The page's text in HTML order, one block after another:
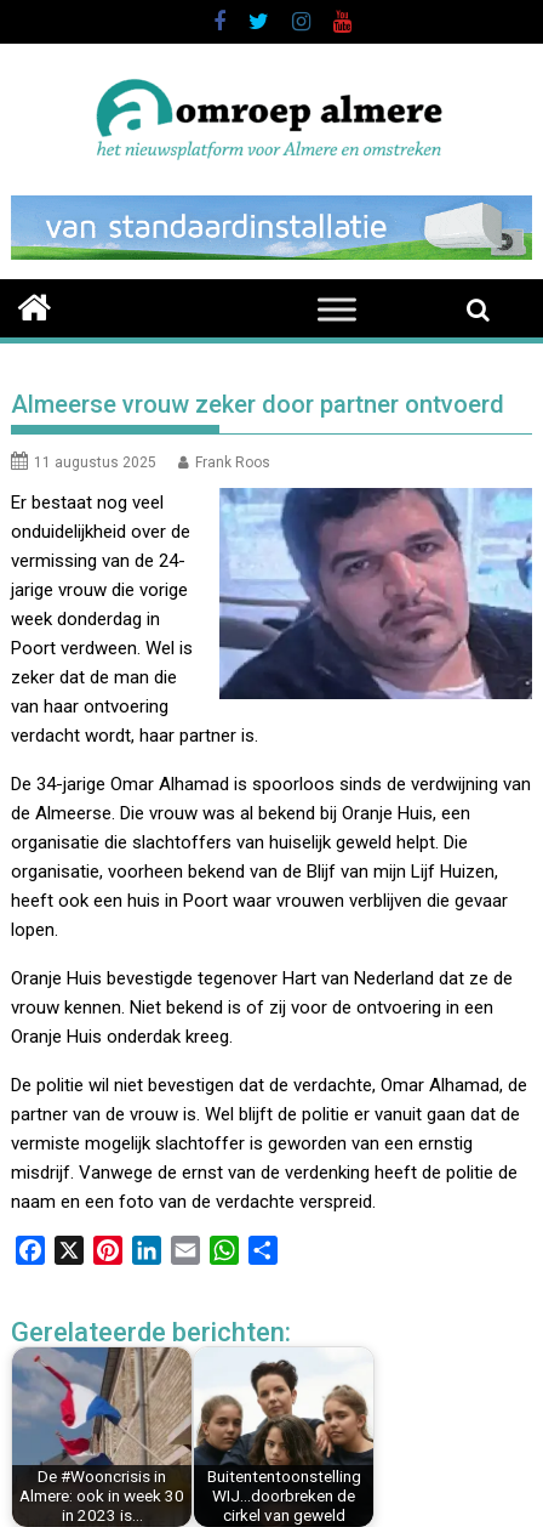
to
Almeerse vrouw zeker door partner ontvoerd
11 augustus 2025 Frank Roos
Er bestaat nog veel
onduidelijkheid over de
vermissing van de 24-
jarige vrouw die vorige
week donderdag in
Poort verdween. Wel is
zeker dat de man die
van haar ontvoering
verdacht wordt, haar partner is.
De 34-jarige Omar Alhamad is spoorloos sinds de verdwijning van
de Almeerse. Die vrouw was al bekend bij Oranje Huis, een
organisatie die slachtoffers van huiselijk geweld helpt. Die
organisatie, voorheen bekend van de Blijf van mijn Lijf Huizen,
heeft ook een huis in Poort waar vrouwen verblijven die gevaar
lopen.
Oranje Huis bevestigde tegenover Hart van Nederland dat ze de
vrouw kennen. Niet bekend is of zij voor de ontvoering in een
Oranje Huis onderdak kreeg.
De politie wil niet bevestigen dat de verdachte, Omar Alhamad, de
partner van de vrouw is. Wel blijft de politie er vanuit gaan dat de
vermiste mogelijk slachtoffer is geworden van een ernstig
misdrijf. Vanwege de ernst van de verdenking heeft de politie de
naam en een foto van de verdachte verspreid.
e
b
o
o
k
t
e
r
e
s
t
k
e
d
I
n
i
W
t
p
p
e
n
Gerelateerde berichten:
De #Wooncrisis in
Almere: ook in week 30
in 2023 is…
Buitententoonstelling
WIJ…doorbreken de
cirkel van geweld